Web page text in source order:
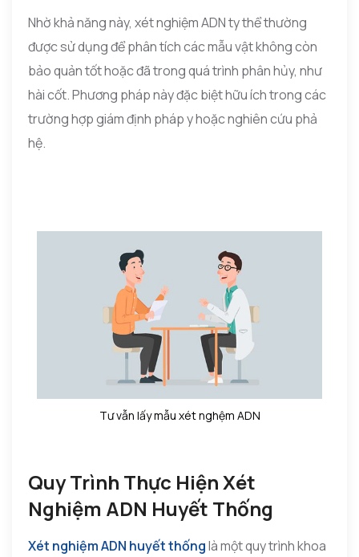
Nhờ khả năng này, xét nghiệm ADN ty thể thường
được sử dụng để phân tích các mẫu vật không còn
bảo quản tốt hoặc đã trong quá trình phân hủy, như
hài cốt. Phương pháp này đặc biệt hữu ích trong các
trường hợp giám định pháp y hoặc nghiên cứu phả
hệ.
Tư vẫn lấy mẫu xét nghệm ADN
Quy Trình Thực Hiện Xét
Nghiệm ADN Huyết Thống
Xét nghiệm ADN huyết thốnglà một quy trình khoa